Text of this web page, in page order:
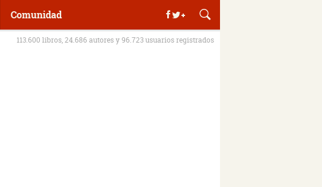
Comunidad
113.600 libros, 24.686 autores y 96.723 usuarios registrados